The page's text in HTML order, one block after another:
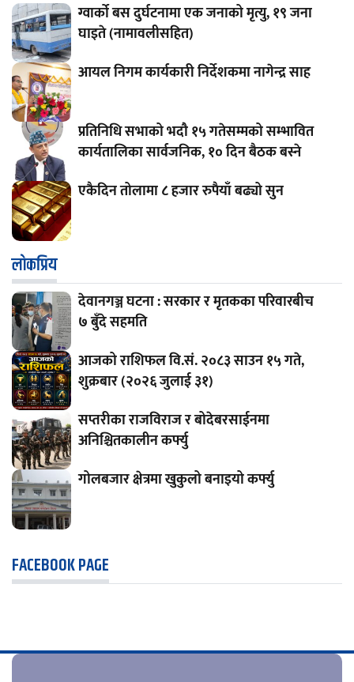
ग्वार्को बस दुर्घटनामा एक जनाको मृत्यु, १९ जना
घाइते (नामावलीसहित)
आयल निगम कार्यकारी निर्देशकमा नागेन्द्र साह
प्रतिनिधि सभाको भदौ १५ गतेसम्मको सम्भावित
कार्यतालिका सार्वजनिक, १० दिन बैठक बस्ने
एकैदिन तोलामा ८ हजार रुपैयाँ बढ्यो सुन
लाेकप्रिय
देवानगञ्ज घटना : सरकार र मृतकका परिवारबीच
७ बुँदे सहमति
आजको राशिफल वि.सं. २०८३ साउन १५ गते,
शुक्रबार (२०२६ जुलाई ३१)
सप्तरीका राजविराज र बोदेबरसाईनमा
अनिश्चितकालीन कर्फ्यु
गोलबजार क्षेत्रमा खुकुलो बनाइयो कर्फ्यु
FACEBOOK PAGE